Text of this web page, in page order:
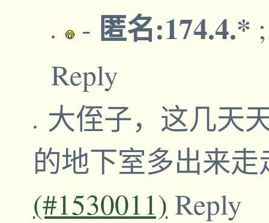
- 匿名:174.4.*
Reply
大侄子，这几天
的地下室多出来
(#1530011) Reply